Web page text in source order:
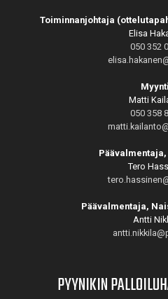
Toiminnanjohtaja
Elisa
050 352
Matti
050 358
Tero
Päävalmentaja,
Antti
PYYNIKIN